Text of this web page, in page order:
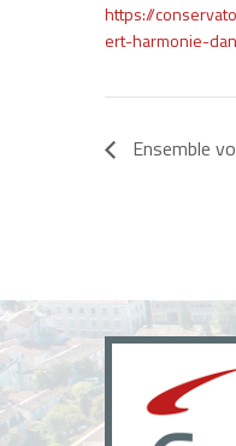
https://
ert-harmonie-
Ensemble